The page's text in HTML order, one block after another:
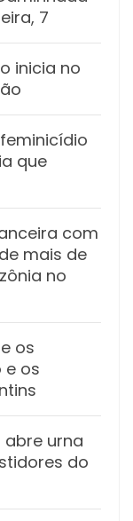
7
inicia no
feminicídio
que
com
mais de
no
os
os
abre urna
do